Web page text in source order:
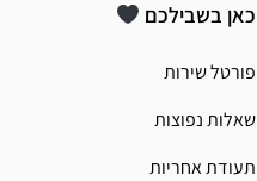
כאן בשבילכם
פורטל שירות
שאלות נפוצות
תעודת אחריות